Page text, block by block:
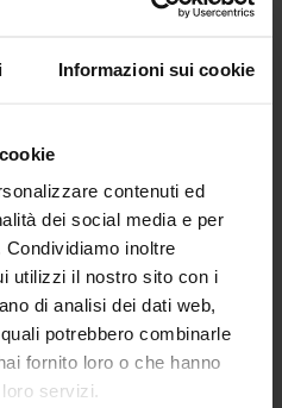
Informazioni sui cookie
contenuti ed
dei social media e per
inoltre
utilizzi il nostro sito con i
di analisi dei dati web,
potrebbero combinarle
fornito loro o che hanno
servizi.
kauften auch
Feineinstellung